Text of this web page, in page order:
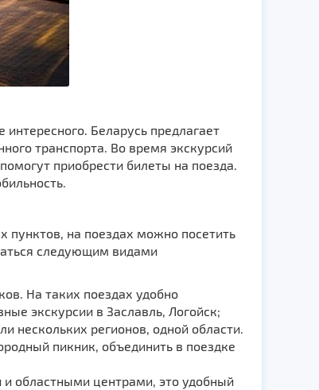
Беларусь предлагает
транспорта. Во время экскурсий
приобрести билеты на поезда.
пунктов, на поездах можно посетить
следующим видами
На таких поездах удобно
экскурсии в Заславль, Логойск;
нескольких регионов, одной области.
пикник, объединить в поездке
областными центрами, это удобный